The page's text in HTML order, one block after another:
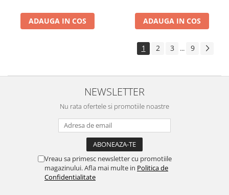
ADAUGA IN COS ADAUGA IN COS
1 2 3 ... 9
NEWSLETTER
Nu rata ofertele si promotiile noastre
Vreau sa primesc newsletter cu promotiile
magazinului. Afla mai multe in Politica de
Confidentialitate